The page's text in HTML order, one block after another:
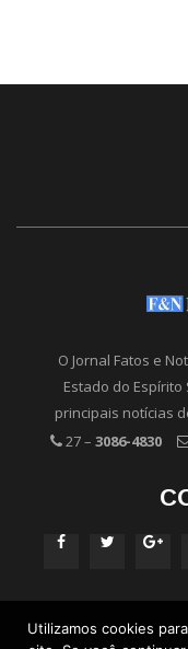
O Jornal Fatos e
Estado do
principais notícias
27 – 3086-4830
Utilizamos cookies